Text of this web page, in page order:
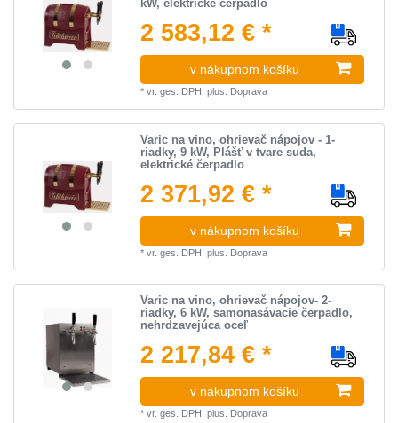
kW, elektrické čerpadlo
2 583,12 € *
v nákupnom košíku
*vr. ges. DPH. plus. Doprava
Varic na vino, ohrievač nápojov - 1-
riadky, 9 kW, Plášť v tvare suda,
elektrické čerpadlo
2 371,92 € *
v nákupnom košíku
*vr. ges. DPH. plus. Doprava
Varic na vino, ohrievač nápojov- 2-
riadky, 6 kW, samonasávacie čerpadlo,
nehrdzavejúca oceľ
2 217,84 € *
v nákupnom košíku
*vr. ges. DPH. plus. Doprava